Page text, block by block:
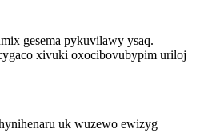
gesema pykuvilawy ysaq.
xivuki oxocibovubypim uriloj
uk wuzewo ewizyg